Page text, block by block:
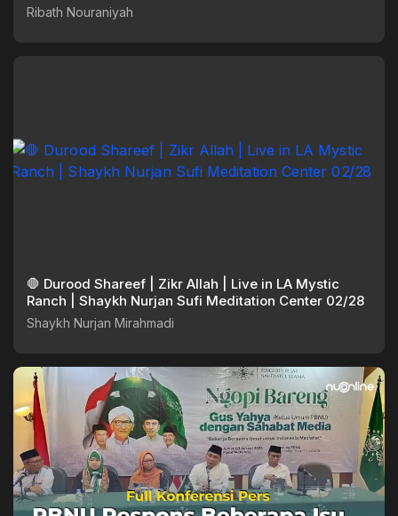
Ribath Nouraniyah
🛑 Durood Shareef | Zikr Allah | Live in LA Mystic
Ranch | Shaykh Nurjan Sufi Meditation Center 02/28
Shaykh Nurjan Mirahmadi